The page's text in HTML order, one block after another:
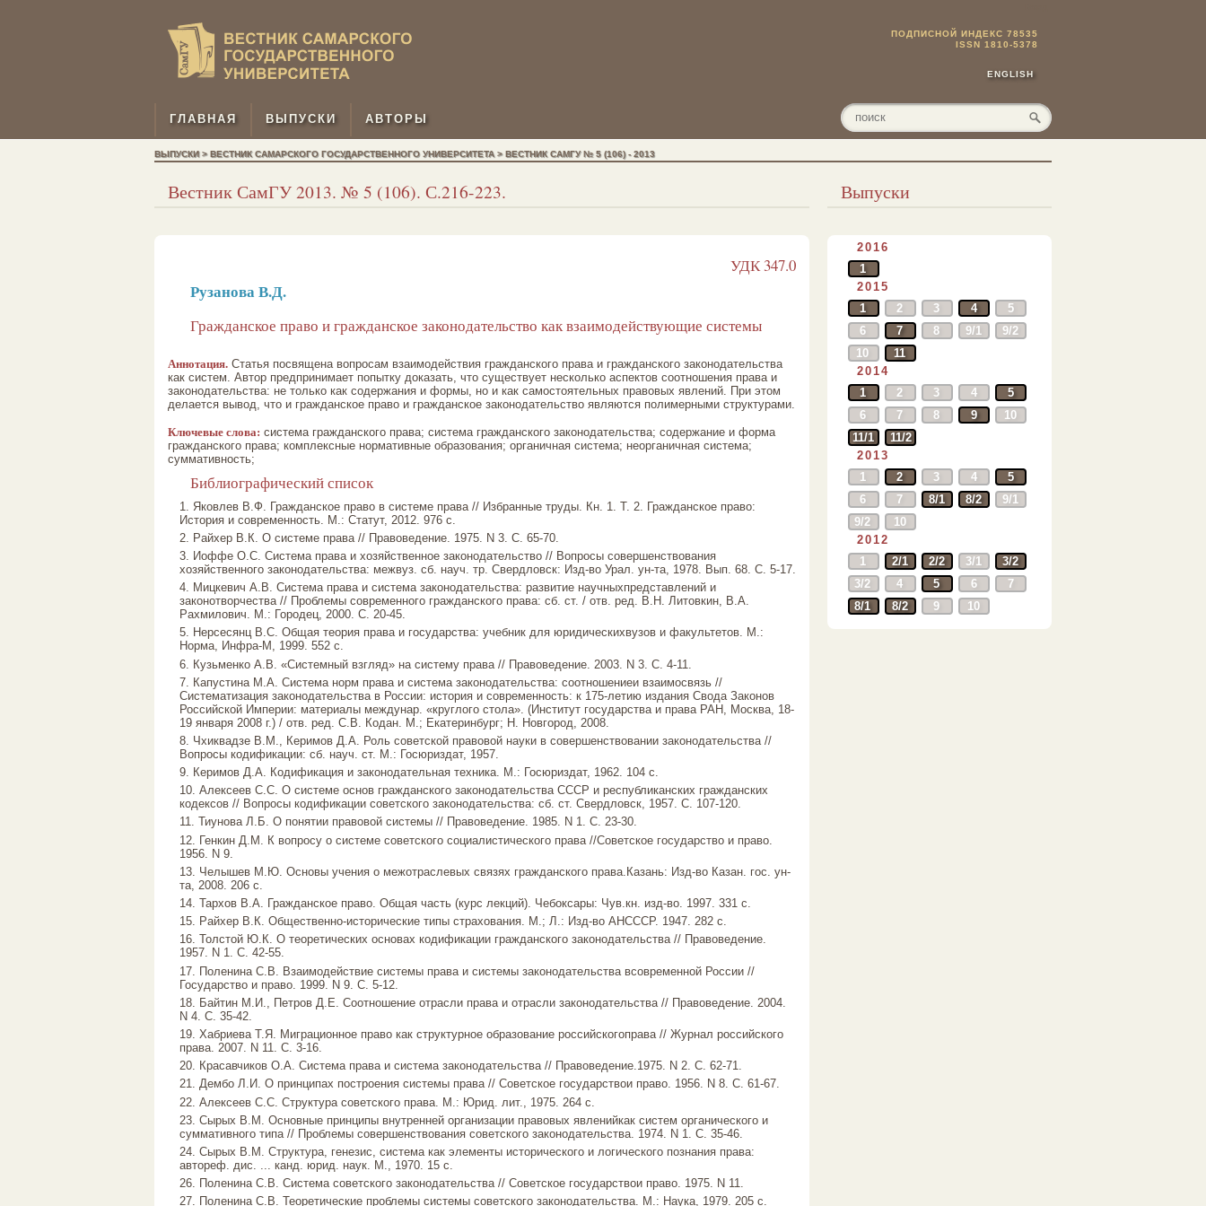
ПОДПИСНОЙ ИНДЕКС 78535
ISSN 1810-5378
ENGLISH
ГЛАВНАЯ ВЫПУСКИ АВТОРЫ
ВЫПУСКИ > ВЕСТНИК САМАРСКОГО ГОСУДАРСТВЕННОГО УНИВЕРСИТЕТА > ВЕСТНИК САМГУ № 5 (106) - 2013
Вестник СамГУ 2013. № 5 (106). С.216-223.
УДК 347.0
Рузанова В.Д.
Гражданское право и гражданское законодательство как взаимодействующие системы
Аннотация. Статья посвящена вопросам взаимодействия гражданского права и гражданского законодательства
как систем. Автор предпринимает попытку доказать, что существует несколько аспектов соотношения права и
законодательства: не только как содержания и формы, но и как самостоятельных правовых явлений. При этом
делается вывод, что и гражданское право и гражданское законодательство являются полимерными структурами.
Ключевые слова: система гражданского права; система гражданского законодательства; содержание и форма
гражданского права; комплексные нормативные образования; органичная система; неорганичная система;
суммативность;
Библиографический список
1. Яковлев В.Ф. Гражданское право в системе права // Избранные труды. Кн. 1. Т. 2. Гражданское право:
История и современность. М.: Статут, 2012. 976 c.
2. Райхер В.К. О системе права // Правоведение. 1975. N 3. С. 65-70.
3. Иоффе О.С. Система права и хозяйственное законодательство // Вопросы совершенствования
хозяйственного законодательства: межвуз. сб. науч. тр. Свердловск: Изд-во Урал. ун-та, 1978. Вып. 68. С. 5-17.
4. Мицкевич А.В. Система права и система законодательства: развитие научныхпредставлений и
законотворчества // Проблемы современного гражданского права: сб. ст. / отв. ред. В.Н. Литовкин, В.А.
Рахмилович. М.: Городец, 2000. С. 20-45.
5. Нерсесянц В.С. Общая теория права и государства: учебник для юридическихвузов и факультетов. М.:
Норма, Инфра-М, 1999. 552 с.
6. Кузьменко А.В. «Системный взгляд» на систему права // Правоведение. 2003. N 3. С. 4-11.
7. Капустина М.А. Система норм права и система законодательства: соотношениеи взаимосвязь //
Систематизация законодательства в России: история и современность: к 175-летию издания Свода Законов
Российской Империи: материалы междунар. «круглого стола». (Институт государства и права РАН, Москва, 18-
19 января 2008 г.) / отв. ред. С.В. Кодан. М.; Екатеринбург; Н. Новгород, 2008.
8. Чхиквадзе В.М., Керимов Д.А. Роль советской правовой науки в совершенствовании законодательства //
Вопросы кодификации: сб. науч. ст. М.: Госюриздат, 1957.
9. Керимов Д.А. Кодификация и законодательная техника. М.: Госюриздат, 1962. 104 с.
10. Алексеев С.С. О системе основ гражданского законодательства СССР и республиканских гражданских
кодексов // Вопросы кодификации советского законодательства: сб. ст. Свердловск, 1957. С. 107-120.
11. Тиунова Л.Б. О понятии правовой системы // Правоведение. 1985. N 1. С. 23-30.
12. Генкин Д.М. К вопросу о системе советского социалистического права //Советское государство и право.
1956. N 9.
13. Челышев М.Ю. Основы учения о межотраслевых связях гражданского права.Казань: Изд-во Казан. гос. ун-
та, 2008. 206 с.
14. Тархов В.А. Гражданское право. Общая часть (курс лекций). Чебоксары: Чув.кн. изд-во. 1997. 331 с.
15. Райхер В.К. Общественно-исторические типы страхования. М.; Л.: Изд-во АНСССР. 1947. 282 с.
16. Толстой Ю.К. О теоретических основах кодификации гражданского законодательства // Правоведение.
1957. N 1. С. 42-55.
17. Поленина С.В. Взаимодействие системы права и системы законодательства всовременной России //
Государство и право. 1999. N 9. С. 5-12.
18. Байтин М.И., Петров Д.Е. Соотношение отрасли права и отрасли законодательства // Правоведение. 2004.
N 4. С. 35-42.
19. Хабриева Т.Я. Миграционное право как структурное образование российскогоправа // Журнал российского
права. 2007. N 11. С. 3-16.
20. Красавчиков О.А. Система права и система законодательства // Правоведение.1975. N 2. С. 62-71.
21. Дембо Л.И. О принципах построения системы права // Советское государствои право. 1956. N 8. С. 61-67.
22. Алексеев С.С. Структура советского права. М.: Юрид. лит., 1975. 264 с.
23. Сырых В.М. Основные принципы внутренней организации правовых явленийкак систем органического и
суммативного типа // Проблемы совершенствования советского законодательства. 1974. N 1. C. 35-46.
24. Сырых В.М. Структура, генезис, система как элементы исторического и логического познания права:
автореф. дис. ... канд. юрид. наук. М., 1970. 15 с.
26. Поленина С.В. Система советского законодательства // Советское государствои право. 1975. N 11.
27. Поленина С.В. Теоретические проблемы системы советского законодательства. М.: Наука, 1979. 205 с.
Выпуски
2016
1
2015
1
2 3 4
5
6
7 8 9/1
9/2
10
11
2014
1
2 3 4
5
6
7 8 9
10
11/1
11/2
2013
1
2 3 4
5
6
7 8/1 8/2
9/1
9/2
10
2012
1
2/1 2/2 3/1
3/2
3/2
4 5 6
7
8/1
8/2 9 10